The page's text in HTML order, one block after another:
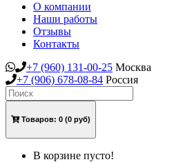
О компании
Наши работы
Отзывы
Контакты
+7 (960) 131-00-25 Москва
+7 (906) 678-08-84 Россия
Товаров: 0 (0 руб)
В корзине пусто!